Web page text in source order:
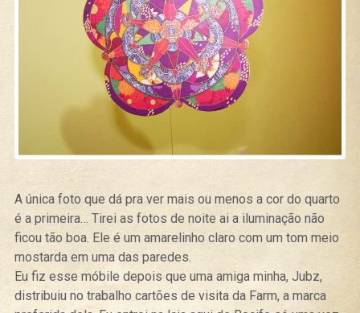
A única foto que dá pra ver mais ou menos a cor do quarto
é a primeira… Tirei as fotos de noite ai a iluminação não
ficou tão boa. Ele é um amarelinho claro com um tom meio
mostarda em uma das paredes.
Eu fiz esse móbile depois que uma amiga minha, Jubz,
distribuiu no trabalho cartões de visita da Farm, a marca